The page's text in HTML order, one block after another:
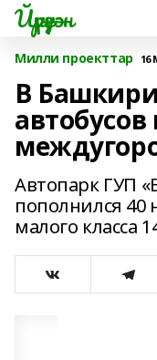
Йүрүҙән
Милли проекттар 16
В
Автопарк ГУП
пополнился 40
малого класса